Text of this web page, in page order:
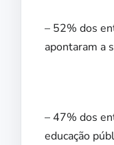
– 52% dos
apontaram a
– 47% dos
educação